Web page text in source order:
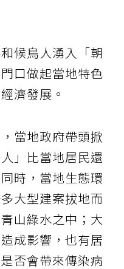
候鳥人湧入「朝
口做起當地特色
濟發展。
當地政府帶頭掀
」比當地居民還
時，當地生態環
大型建案拔地而
山綠水之中；大
成影響，也有居
否會帶來傳染病